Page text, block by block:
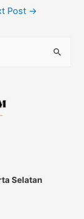
Post →
Selatan